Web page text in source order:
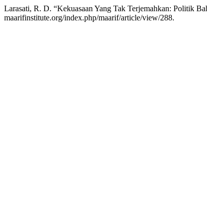
Larasati, R. D. “Kekuasaan Yang Tak Terjemahkan: Politik
maarifinstitute.org/index.php/maarif/article/view/288.